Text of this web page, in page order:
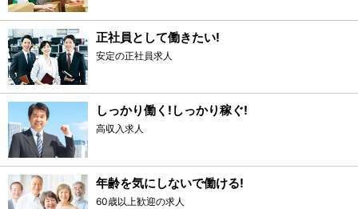
正社員として働きたい!
安定の正社員求人
しっかり働く!しっかり稼ぐ!
高収入求人
年齢を気にしないで働ける!
60歳以上歓迎の求人